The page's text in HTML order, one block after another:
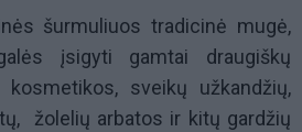
šurmuliuos tradicinė mugė,
įsigyti gamtai draugiškų
kosmetikos, sveikų užkandžių,
žolelių arbatos ir kitų gardžių